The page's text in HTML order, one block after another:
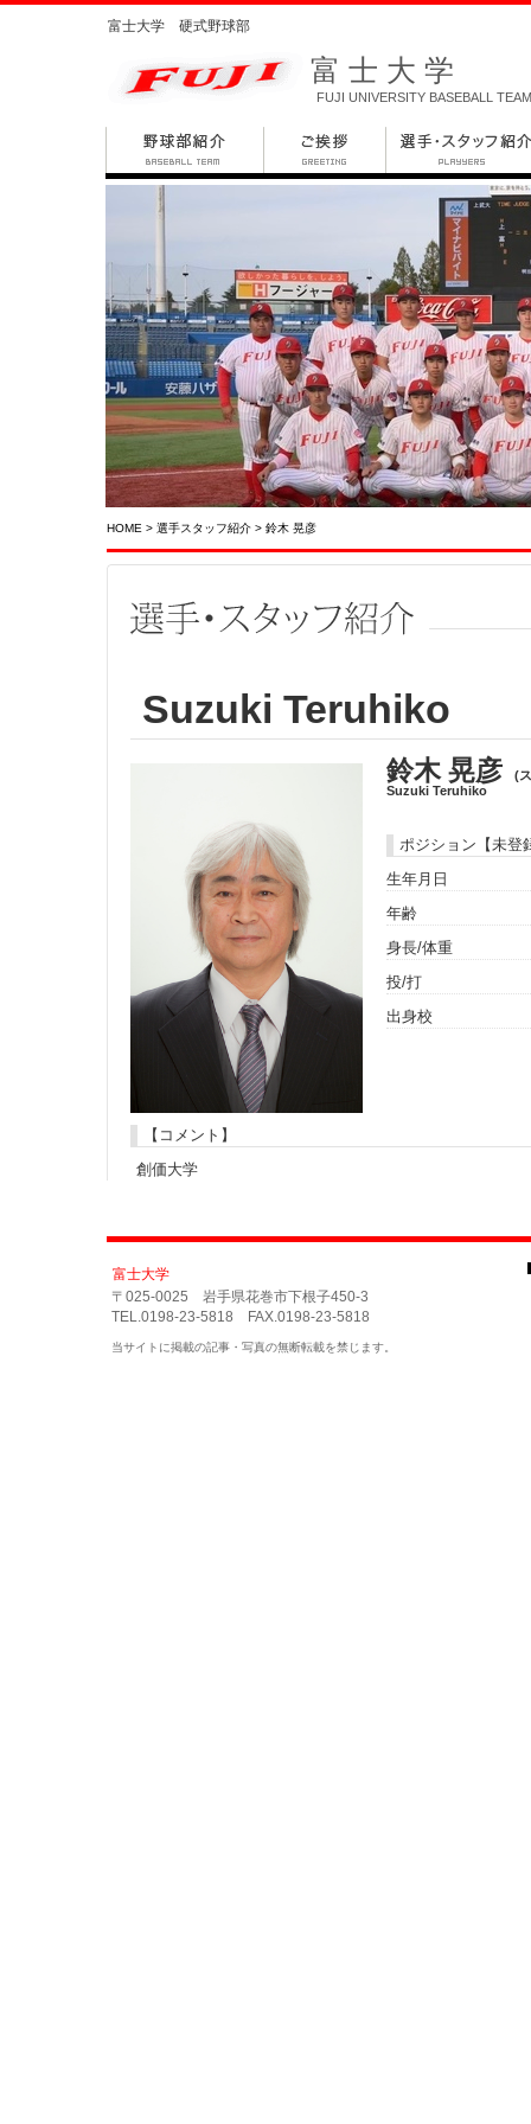
富士大学 硬式野球部
富士大学
FUJI UNIVERSITY BASEBALL TEAM
HOME > 選手スタッフ紹介 > 鈴木 晃彦
Suzuki Teruhiko
鈴木 晃彦
(
Suzuki Teruhiko
ポジション【未登
生年月日
年齢
身長/体重
投/打
出身校
【コメント】
創価大学
富士大学
〒025-0025 岩手県花巻市下根子450-3
TEL.0198-23-5818 FAX.0198-23-5818
当サイトに掲載の記事・写真の無断転載を禁じます。